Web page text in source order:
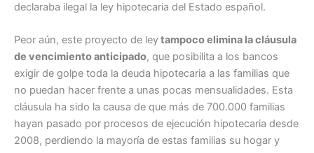
declaraba ilegal la ley hipotecaria del Estado español.
Peor aún, este proyecto de leytampoco elimina la cláusula
de vencimiento anticipado, que posibilita a los bancos
exigir de golpe toda la deuda hipotecaria a las familias que
no puedan hacer frente a unas pocas mensualidades. Esta
cláusula ha sido la causa de que más de 700.000 familias
hayan pasado por procesos de ejecución hipotecaria desde
2008, perdiendo la mayoría de estas familias su hogar y